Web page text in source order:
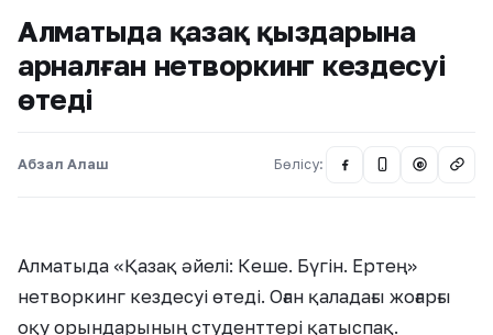
Алматыда қазақ қыздарына
арналған нетворкинг кездесуі
өтеді
Абзал Алаш Бөлісу: @
Алматыда «Қазақ әйелі: Кеше. Бүгін. Ертең»
нетворкинг кездесуі өтеді. Оған қаладағы жоғарғы
оқу орындарының студенттері қатыспақ.